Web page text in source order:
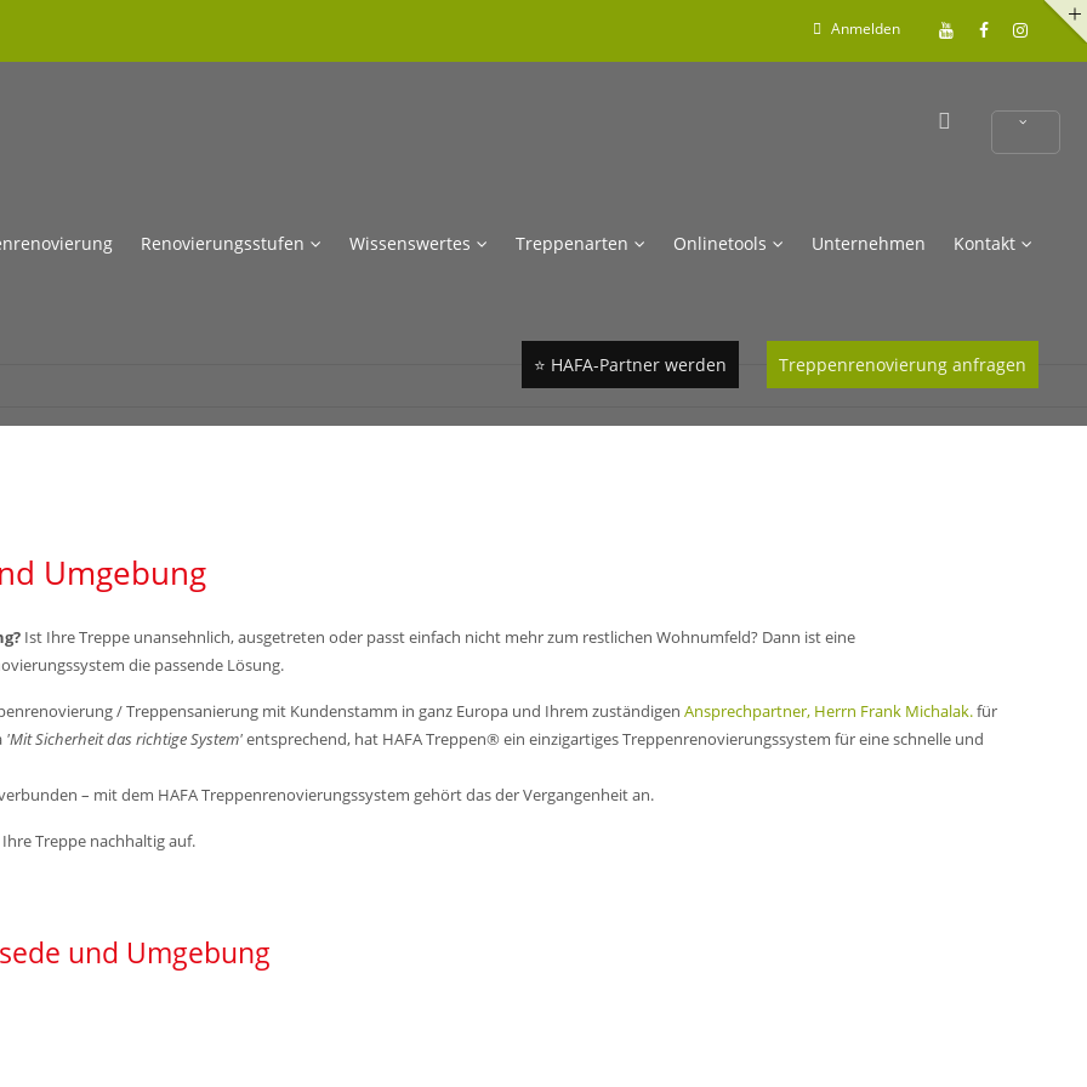
Anmelden
Renovierungsstufen Wissenswertes Treppenarten Onlinetools Unternehmen Kontakt
⭐ HAFA-Partner werden Treppenrenovierung anfragen
Umgebung
Ist Ihre Treppe unansehnlich, ausgetreten oder passt einfach nicht mehr zum restlichen Wohnumfeld? Dann ist eine
die passende Lösung.
/ Treppensanierung mit Kundenstamm in ganz Europa und Ihrem zuständigen Ansprechpartner, Herrn Frank Michalak.für
'Mit Sicherheit das richtige System'entsprechend, hat HAFA Treppen® ein einzigartiges Treppenrenovierungssystem für eine schnelle und
– mit dem HAFA Treppenrenovierungssystem gehört das der Vergangenheit an.
Treppe nachhaltig auf.
und Umgebung